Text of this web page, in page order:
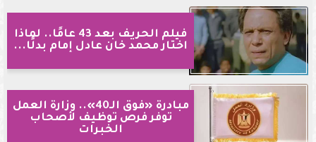
فيلم الحريف بعد 43 عامًا.. لماذا
اختار محمد خان عادل إمام بدلًا...
مبادرة «فوق الـ40».. وزارة العمل
توفر فرص توظيف لأصحاب
الخبرات